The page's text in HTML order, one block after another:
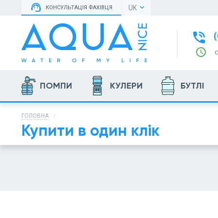
phone_in_talk
schedule
support_agent КОНСУЛЬТАЦІЯ ФАХІВЦЯ UK keyboard_arrow_down
ПОМПИ КУЛЕРИ БУТЛІ
ГОЛОВНА
Купити в один клік